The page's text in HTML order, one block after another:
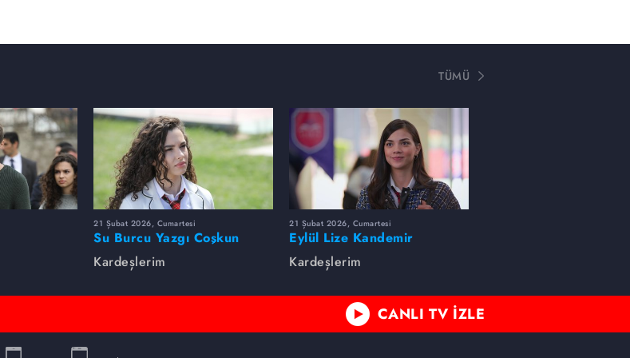
TÜMÜ
21 Şubat 2026, Cumartesi
Su Burcu Yazgı Coşkun
Kardeşlerim
21 Şubat 2026, Cumartesi
Eylül Lize Kandemir
Kardeşlerim
CANLI TV İZLE